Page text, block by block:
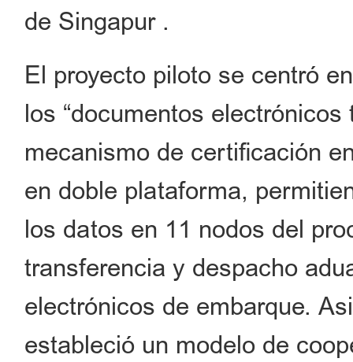
de Singapur .
El proyecto piloto se centró
los “documentos
mecanismo de certificación
en doble plataforma,
los datos en 11 nodos del
transferencia y despacho
electrónicos de embarque.
estableció un modelo de